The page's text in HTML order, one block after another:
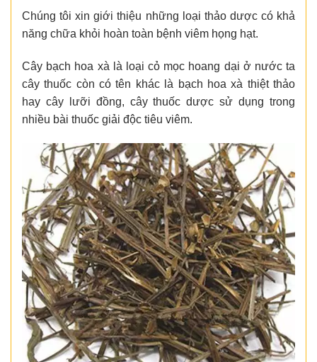
Chúng tôi xin giới thiệu những loại thảo dược có khả
năng chữa khỏi hoàn toàn bệnh viêm họng hạt.
Cây bạch hoa xà là loại cỏ mọc hoang dại ở nước ta
cây thuốc còn có tên khác là bạch hoa xà thiệt thảo
hay cây lưỡi đồng, cây thuốc dược sử dụng trong
nhiều bài thuốc giải độc tiêu viêm.